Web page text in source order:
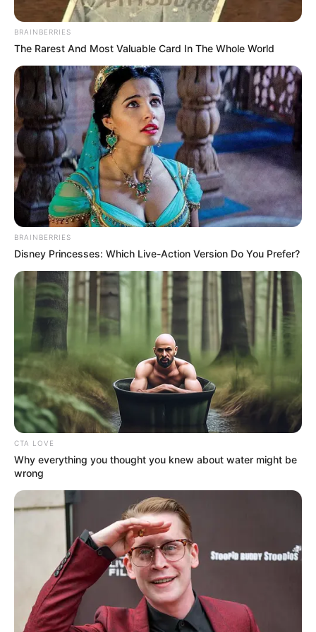
PostedFriss hírek
Magyar Péter kedd este
felrobbantotta a facebookot-
EZT kaptuk tőle!
bySzerző • October 3, 2025
BRAINBERRIES
The Rarest And Most Valuable Card In The Whole World
BRAINBERRIES
Disney Princesses: Which Live-Action Version Do You Prefer?
CTA LOVE
Why everything you thought you knew about water might be
wrong